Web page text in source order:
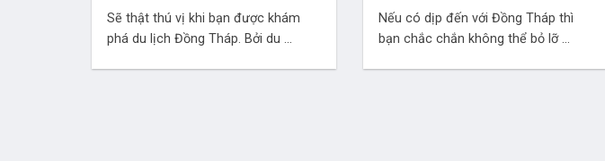
Sẽ thật thú vị khi bạn được khám
phá du lịch Đồng Tháp. Bởi du ...
Nếu có dịp đến với Đồng Tháp thì
bạn chắc chắn không thể bỏ lỡ ...